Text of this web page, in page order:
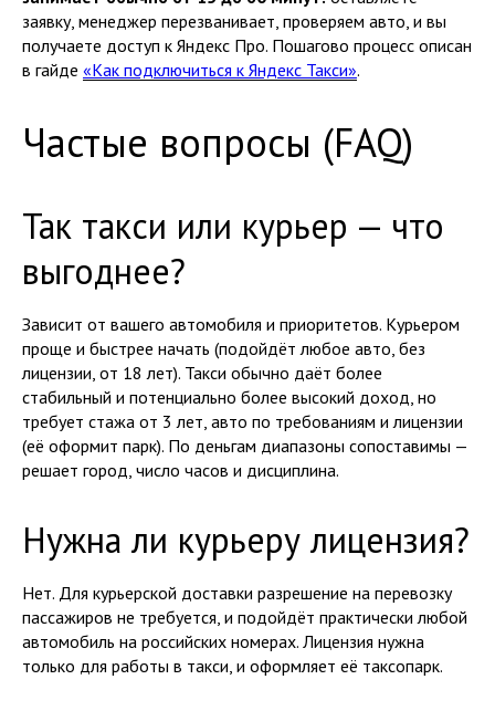
заявку, менеджер перезванивает, проверяем авто, и вы
получаете доступ к Яндекс Про. Пошагово процесс описан
в гайде «Как подключиться к Яндекс Такси».
Частые вопросы (FAQ)
Так такси или курьер — что
выгоднее?
Зависит от вашего автомобиля и приоритетов. Курьером
проще и быстрее начать (подойдёт любое авто, без
лицензии, от 18 лет). Такси обычно даёт более
стабильный и потенциально более высокий доход, но
требует стажа от 3 лет, авто по требованиям и лицензии
(её оформит парк). По деньгам диапазоны сопоставимы —
решает город, число часов и дисциплина.
Нужна ли курьеру лицензия?
Нет. Для курьерской доставки разрешение на перевозку
пассажиров не требуется, и подойдёт практически любой
автомобиль на российских номерах. Лицензия нужна
только для работы в такси, и оформляет её таксопарк.